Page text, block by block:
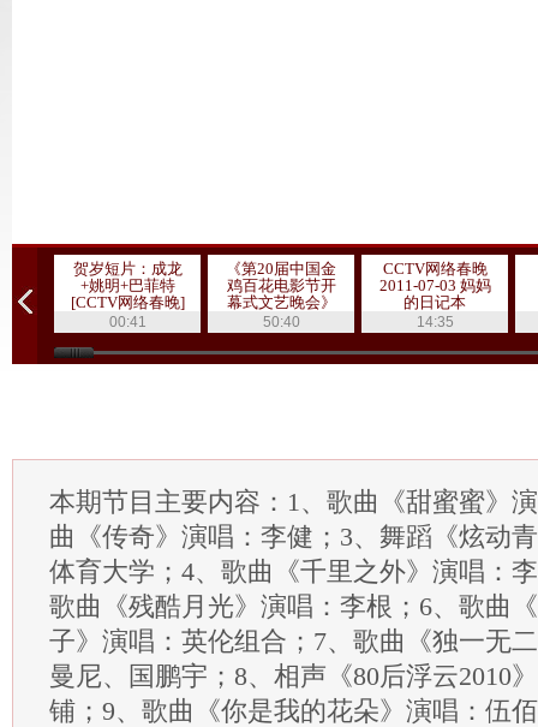
贺岁短片：成龙
+姚明+巴菲特
[CCTV网络春晚]
00:41
《第20届中国金
鸡百花电影节开
幕式文艺晚会》
20111019 1/3
50:40
CCTV网络春晚
2011-07-03 妈妈
的日记本
14:35
本期节目主要内容：1、歌曲《甜蜜蜜》
曲《传奇》演唱：李健；3、舞蹈《炫动
体育大学；4、歌曲《千里之外》演唱：
歌曲《残酷月光》演唱：李根；6、歌曲
子》演唱：英伦组合；7、歌曲《独一无
曼尼、国鹏宇；8、相声《80后浮云2010
铺；9、歌曲《你是我的花朵》演唱：伍